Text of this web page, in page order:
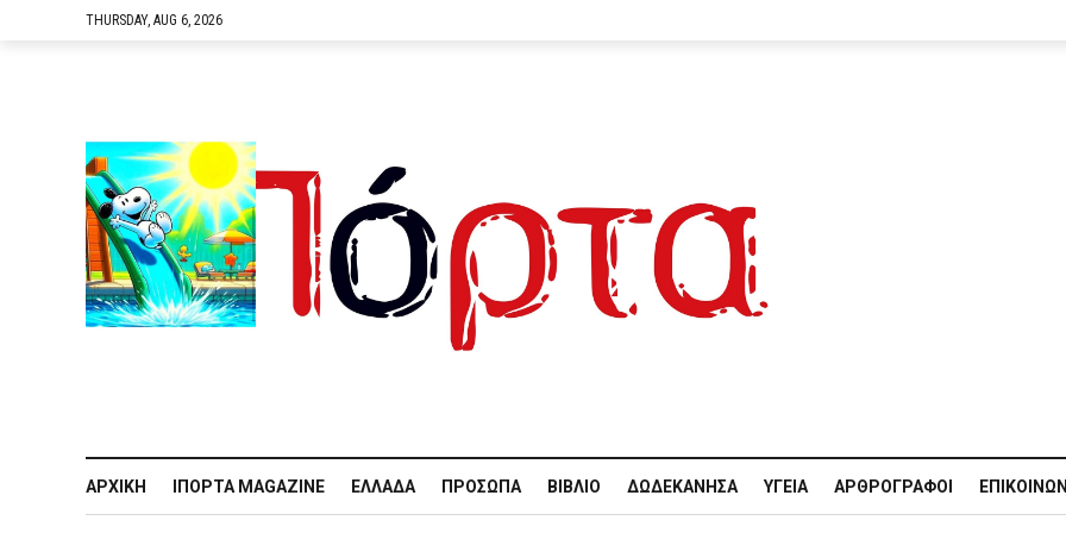
THURSDAY, AUG 6, 2026
ΑΡΧΙΚΉ IΠΌΡΤΑ MAGAZINE ΕΛΛΆΔΑ ΠΡΌΣΩΠΑ ΒΙΒΛΊΟ ΔΩΔΕΚΆΝΗΣΑ ΥΓΕΊΑ ΑΡΘΡΟΓΡΆΦΟΙ